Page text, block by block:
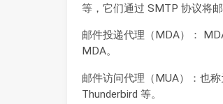
等，它们通过 SMTP 协议将
邮件投递代理（MDA）：
MDA。
邮件访问代理（MUA）：也
Thunderbird 等。